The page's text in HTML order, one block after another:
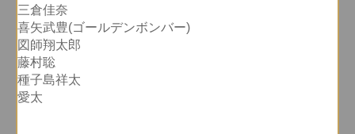
三倉佳奈
喜矢武豊(ゴールデンボンバー)
図師翔太郎
藤村聡
種子島祥太
愛太